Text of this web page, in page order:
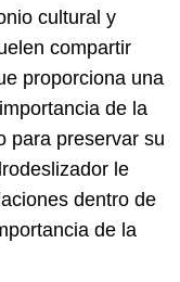
cultural y
compartir
proporciona una
de la
para preservar su
le
dentro de
de la